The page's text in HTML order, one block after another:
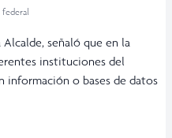
señaló que en la
instituciones del
información o bases de datos